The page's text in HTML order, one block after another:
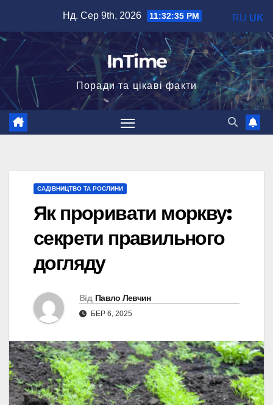
вмісту
Нд. Сер 9th, 2026 11:32:36 PM
InTime
Поради та цікаві факти
САДІВНИЦТВО ТА РОСЛИНИ
Як проривати моркву:
секрети правильного
догляду
Від Павло Левчин
БЕР 6, 2025
RU UK